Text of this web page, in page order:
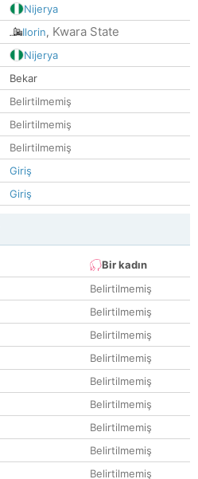
Nijerya
Ilorin, Kwara State
Nijerya
Bekar
Belirtilmemiş
Belirtilmemiş
Belirtilmemiş
Giriş
Giriş
Bir kadın
Belirtilmemiş
Belirtilmemiş
Belirtilmemiş
Belirtilmemiş
Belirtilmemiş
Belirtilmemiş
Belirtilmemiş
Belirtilmemiş
Belirtilmemiş